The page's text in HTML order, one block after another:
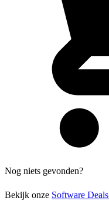
Nog niets gevonden?
Bekijk onze Software Deals